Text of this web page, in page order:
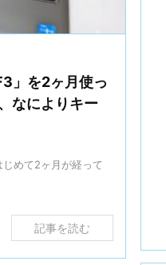
」を2ヶ月使っ
なによりキー
めて2ヶ月が経って
記事を読む